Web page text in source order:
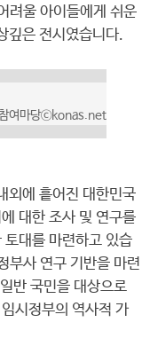
려울 아이들에게 쉬운
깊은 전시였습니다.
참여마당ⓒkonas.net
외에 흩어진 대한민국
대한 조사 및 연구를
대를 마련하고 있습
부사 연구 기반을 마련
반 국민을 대상으로
시정부의 역사적 가